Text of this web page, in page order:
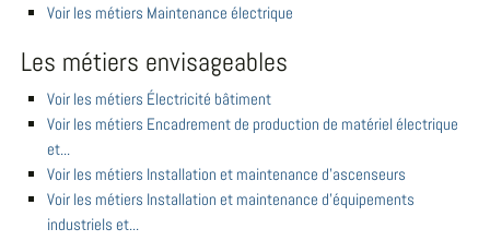
Voir les métiers Maintenance électrique
Les métiers envisageables
Voir les métiers Électricité bâtiment
Voir les métiers Encadrement de production de matériel électrique
et...
Voir les métiers Installation et maintenance d'ascenseurs
Voir les métiers Installation et maintenance d'équipements
industriels et...